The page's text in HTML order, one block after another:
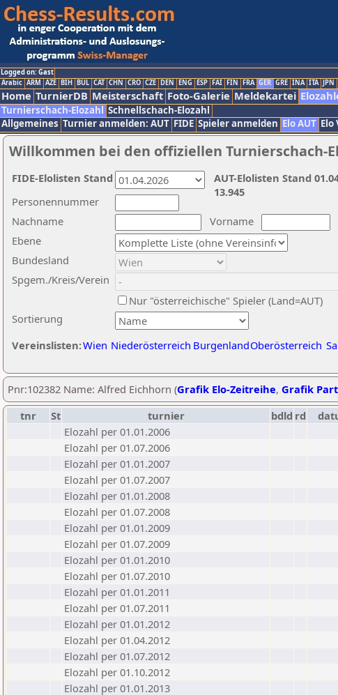
Logged on: Gast
Arabic ARM AZE BIH BUL CAT CHN CRO CZE DEN ENG ESP FAI FIN FRA GER GRE INA ITA JPN
Home TurnierDB Meisterschaft Foto-Galerie Meldekartei
Turnierschach-Elozahl Schnellschach-Elozahl
Allgemeines Turnier anmelden: AUT FIDE Spieler anmelden Elo AUT Elo
Willkommen bei den offiziellen Turnierschach-
Nachname
Vorname
Ebene
Sortierung
Personennummer
Bundesland
Spgem./Kreis/Verein
Nur "österreichische" Spieler (Land=AUT)
Vereinslisten:Wien Niederösterreich BurgenlandOberösterreich
AUT-Elolisten Stand
13.945
FIDE-Elolisten Stand
Pnr:102382 Name: Alfred Eichhorn (Grafik Elo-Zeitreihe, Grafik
tnr
St turnier bdld rd
Elozahl per 01.01.2006
Elozahl per 01.07.2006
Elozahl per 01.01.2007
Elozahl per 01.07.2007
Elozahl per 01.01.2008
Elozahl per 01.07.2008
Elozahl per 01.01.2009
Elozahl per 01.07.2009
Elozahl per 01.01.2010
Elozahl per 01.07.2010
Elozahl per 01.01.2011
Elozahl per 01.07.2011
Elozahl per 01.01.2012
Elozahl per 01.04.2012
Elozahl per 01.07.2012
Elozahl per 01.10.2012
Elozahl per 01.01.2013